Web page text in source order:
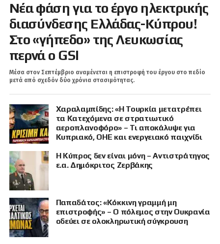
Νέα φάση για το έργο ηλεκτρικής
διασύνδεσης Ελλάδας-Κύπρου!
Στο «γήπεδο» της Λευκωσίας
περνά ο GSI
Μέσα στον Σεπτέμβριο αναμένεται η επιστροφή του έργου στο πεδίο
μετά από σχεδόν δύο χρόνια στασιμότητας.
Χαραλαμπίδης: «Η Τουρκία μετατρέπει
τα Κατεχόμενα σε στρατιωτικό
αεροπλανοφόρο» – Τι αποκάλυψε για
Κυπριακό, ΟΗΕ και ενεργειακό παιχνίδι
Η Κύπρος δεν είναι μόνη – Αντιστράτηγος
ε.α. Δημόκριτος Ζερβάκης
Παπαδάτος: «Κόκκινη γραμμή μη
επιστροφής» – Ο πόλεμος στην Ουκρανία
οδεύει σε ολοκληρωτική σύγκρουση